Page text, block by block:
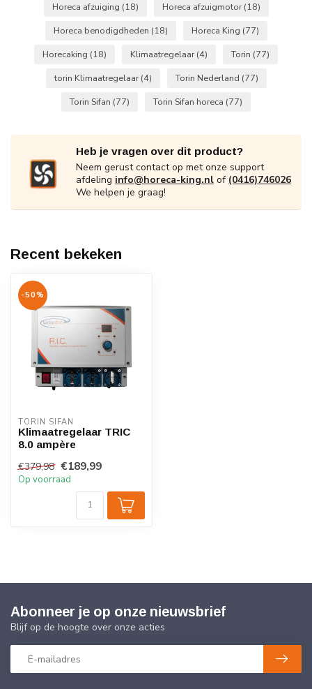
Horeca afzuiging (18) Horeca afzuigmotor (18)
Horeca benodigdheden (18) Horeca King (77)
Horecaking (18) Klimaatregelaar (4) Torin (77)
torin Klimaatregelaar (4) Torin Nederland (77)
Torin Sifan (77) Torin Sifan horeca (77)
Heb je vragen over dit product?
Neem gerust contact op met onze support
afdeling info@horeca-king.nl of (0416)746026
We helpen je graag!
Recent bekeken
-50%
TORIN SIFAN
Klimaatregelaar TRIC
8.0 ampère
€379,98 €189,99
Op voorraad
Abonneer je op onze nieuwsbrief
Blijf op de hoogte over onze acties